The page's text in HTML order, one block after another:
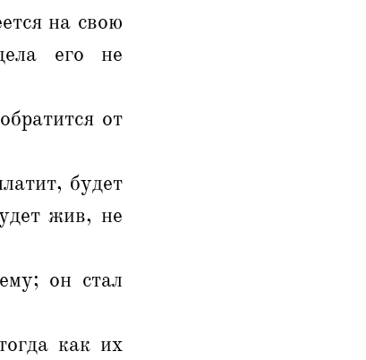
на свою
его не
от
будет
жив, не
он стал
как их